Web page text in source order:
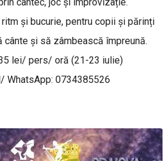
și bucurie, pentru copii și părinți
și să zâmbească împreună.
lei/ pers/ oră (21-23 iulie)
WhatsApp: 0734385526